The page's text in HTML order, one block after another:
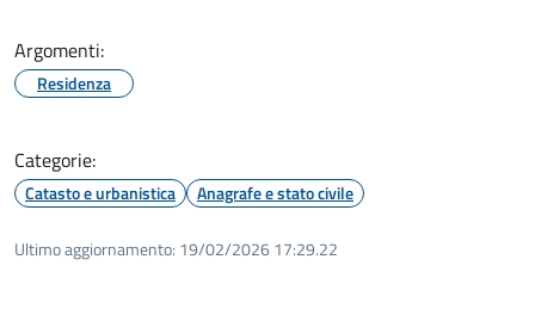
Argomenti:
Residenza
Categorie:
Catasto e urbanistica Anagrafe e stato civile
Ultimo aggiornamento: 19/02/2026 17:29.22